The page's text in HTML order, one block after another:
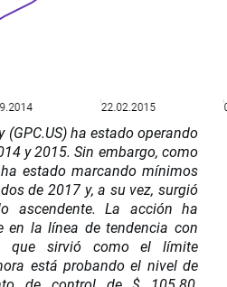
(GPC.US) ha estado operando
y 2015. Sin embargo, como
estado marcando mínimos
de 2017 y, a su vez, surgió
ascendente. La acción ha
en la línea de tendencia con
que sirvió como el límite
está probando el nivel de